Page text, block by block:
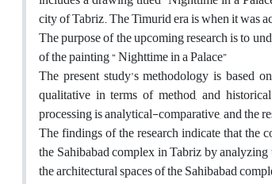
city of Tabriz. The Timurid era is when it was
The purpose of the upcoming research is to
of the painting “ Nighttime in a Palace”
The present study’s methodology is based
qualitative in terms of method, and
processing is analytical-comparative, and the
The findings of the research indicate that the
the Sahibabad complex in Tabriz by
the architectural spaces of the Sahibabad